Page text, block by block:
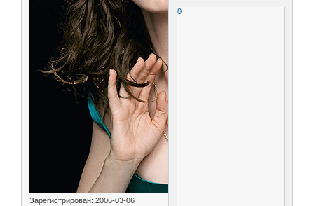
Зарегистрирован: 2006-03-06
0